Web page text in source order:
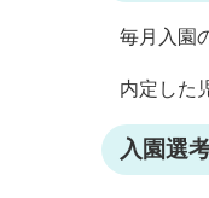
毎月入園
内定した
入園選